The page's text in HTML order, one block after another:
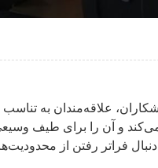
علاقه‌مندان به
و آن را برای طیف